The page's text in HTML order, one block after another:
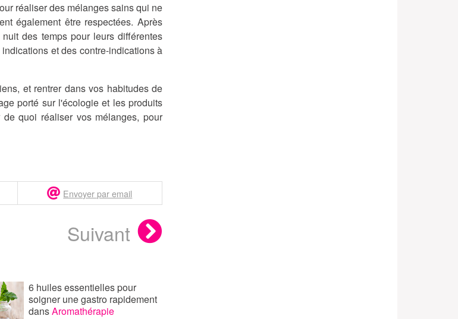
réaliser des mélanges sains qui ne
également être respectées. Après
des temps pour leurs différentes
et des contre-indications à
et rentrer dans vos habitudes de
porté sur l'écologie et les produits
quoi réaliser vos mélanges, pour
Envoyer par email
Suivant
6 huiles essentielles pour
soigner une gastro rapidement
dansAromathérapie